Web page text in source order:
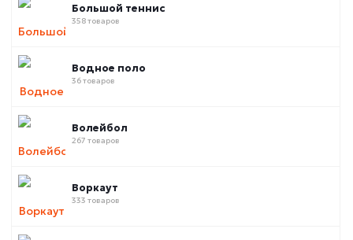
Большой теннис
358 товаров
Водное поло
36 товаров
Волейбол
267 товаров
Воркаут
333 товаров